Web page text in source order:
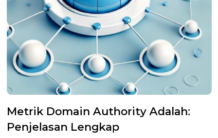
Metrik Domain Authority Adalah:
Penjelasan Lengkap